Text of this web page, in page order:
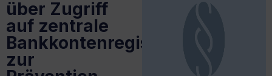
über Zugriff
auf zentrale
Bankkontenregister
zur